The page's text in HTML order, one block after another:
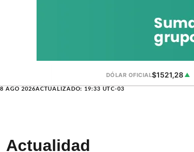
DÓLAR OFICIAL$1521,28 ▲
8 AGO 2026ACTUALIZADO: 19:33 UTC-03
Actualidad